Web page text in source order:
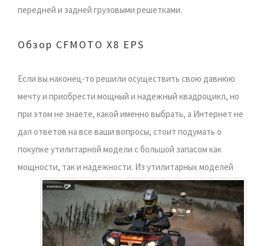
передней и задней грузовыми решетками.
Обзор CFMOTO X8 EPS
Если вы наконец-то решили осуществить свою давнюю
мечту и приобрести мощный и надежный квадроцикл, но
при этом не знаете, какой именно выбрать, а Интернет не
дал ответов на все ваши вопросы, стоит подумать о
покупке утилитарной модели с большой запасом как
мощности, так и надежности. Из утилитарных моделей